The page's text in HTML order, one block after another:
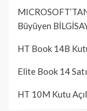
Büyüyen
HT Book 14B
Elite Book 14
HT 10M Kutu